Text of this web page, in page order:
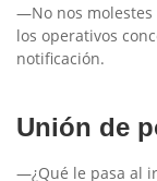
—No nos molestes
los operativos
notificación.
Unión de
—¿Qué le pasa al